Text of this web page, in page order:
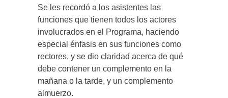
Se les recordó a los asistentes las
funciones que tienen todos los actores
involucrados en el Programa, haciendo
especial énfasis en sus funciones como
rectores, y se dio claridad acerca de qué
debe contener un complemento en la
mañana o la tarde, y un complemento
almuerzo.